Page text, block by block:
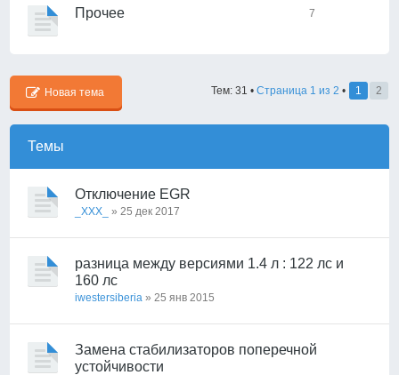
Прочее 7
Новая тема Тем: 31 • Страница 1 из 2 • 1 2
Темы
Отключение EGR
_XXX_ » 25 дек 2017
разница между версиями 1.4 л : 122 лс и
160 лс
iwestersiberia » 25 янв 2015
Замена стабилизаторов поперечной
устойчивости